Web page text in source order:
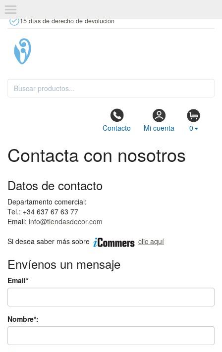
15 días de derecho de devolución
Contacto Mi cuenta 0
Contacta con nosotros
Datos de contacto
Departamento comercial:
Tel.: +34 637 67 63 77
Email: info@tiendasdecor.com
Si desea saber más sobre
clic aquí
Envíenos un mensaje
Email*
Nombre*: